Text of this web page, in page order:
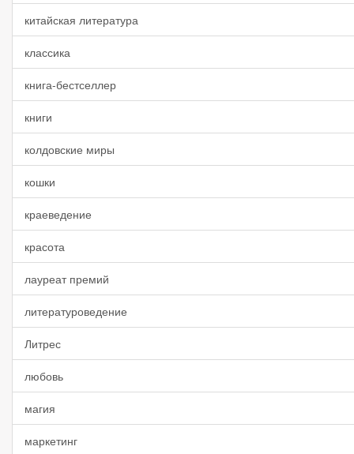
китайская литература
классика
книга-бестселлер
книги
колдовские миры
кошки
краеведение
красота
лауреат премий
литературоведение
Литрес
любовь
магия
маркетинг